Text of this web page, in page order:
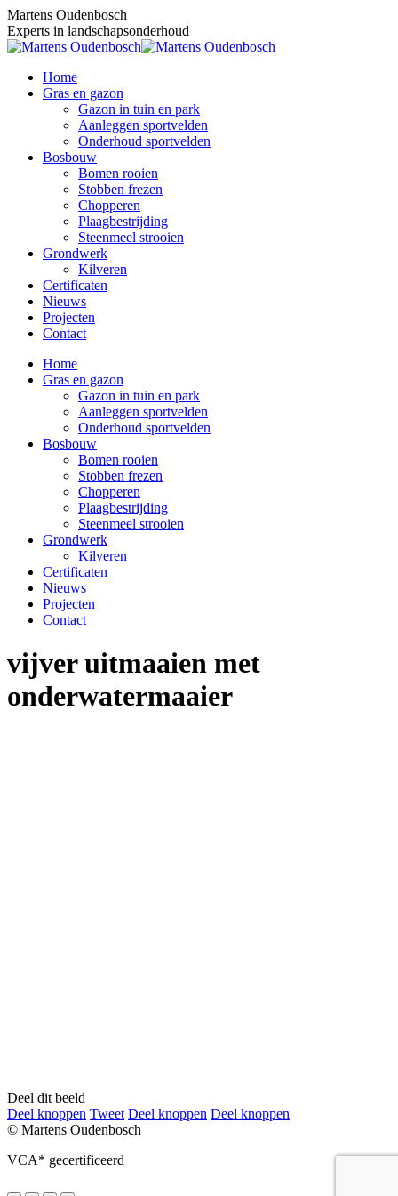
Skip
to
content
Martens Oudenbosch
Experts in landschapsonderhoud
Home
Gras en gazon
Gazon in tuin en park
Aanleggen sportvelden
Onderhoud sportvelden
Bosbouw
Bomen rooien
Stobben frezen
Chopperen
Plaagbestrijding
Steenmeel strooien
Grondwerk
Kilveren
Certificaten
Nieuws
Projecten
Contact
Home
Gras en gazon
Gazon in tuin en park
Aanleggen sportvelden
Onderhoud sportvelden
Bosbouw
Bomen rooien
Stobben frezen
Chopperen
Plaagbestrijding
Steenmeel strooien
Grondwerk
Kilveren
Certificaten
Nieuws
Projecten
Contact
vijver uitmaaien met
onderwatermaaier
Deel dit beeld
Deel knoppen Deel
knoppen
TweetDeel
knoppen
Deel knoppen Deel
Deel knoppen
© Martens Oudenbosch
VCA* gecertificeerd
Go